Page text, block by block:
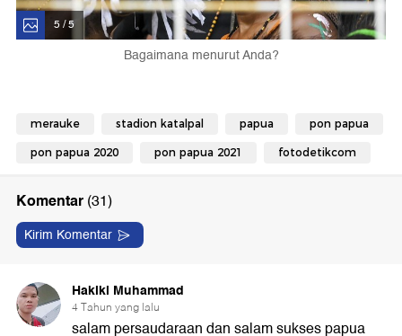
5 / 5
Bagaimana menurut Anda?
merauke stadion katalpal papua pon papua
pon papua 2020 pon papua 2021 fotodetikcom